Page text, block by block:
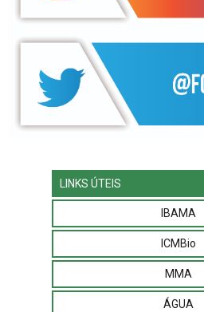
LINKS ÚTEIS
IBAMA
ICMBio
MMA
ÁGUA